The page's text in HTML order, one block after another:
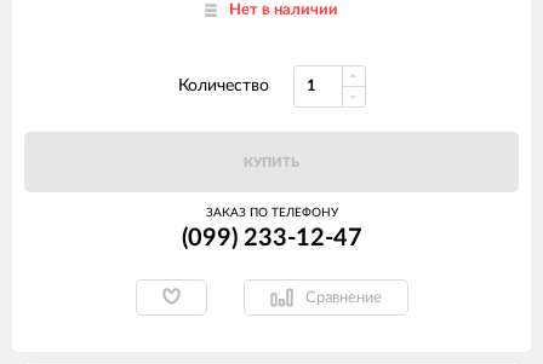
Нет в наличии
Количество
КУПИТЬ
ЗАКАЗ ПО ТЕЛЕФОНУ
(099) 233-12-47
Сравнение